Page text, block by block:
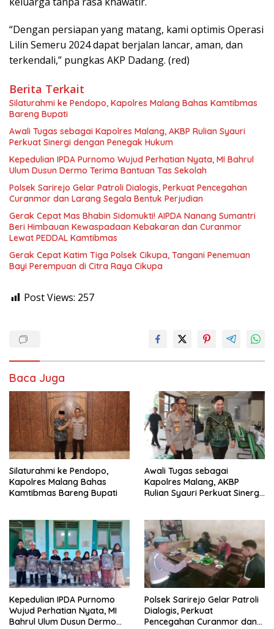
“Dengan persiapan yang matang, kami optimis Operasi
Lilin Semeru 2024 dapat berjalan lancar, aman, dan
terkendali,” pungkas AKP Dadang. (red)
Berita Terkait
Silaturahmi ke Pendopo, Kapolres Malang Bahas Kamtibmas
Bareng Bupati
Awali Tugas sebagai Kapolres Malang, AKBP Rulian Syauri
Perkuat Sinergi dengan Penegak Hukum
Kepedulian IPDA Purnomo Wujud Perhatian Nyata, MI Bahrul
Ulum Dusun Dermo Terima Bantuan Tas Sekolah
Polsek Sarirejo Gelar Patroli Dialogis, Perkuat Pencegahan
Curanmor dan Larang Segala Bentuk Perjudian
Gerak Cepat Mas Bhabin Sidomukti! AIPDA Nanang Sumantri
Beri Himbauan Kewaspadaan Kebakaran dan Curanmor
Lewat PEDDAL Kamtibmas
Gerak Cepat Katim Tiga Polsek Cikupa, Tangani Penemuan
Bayi Perempuan di Citra Raya Cikupa
Post Views: 257
Baca Juga
Silaturahmi ke Pendopo,
Kapolres Malang Bahas
Kamtibmas Bareng Bupati
Awali Tugas sebagai
Kapolres Malang, AKBP
Rulian Syauri Perkuat Sinergi
Kepedulian IPDA Purnomo
Wujud Perhatian Nyata, MI
Bahrul Ulum Dusun Dermo
Polsek Sarirejo Gelar Patroli
Dialogis, Perkuat
Pencegahan Curanmor dan